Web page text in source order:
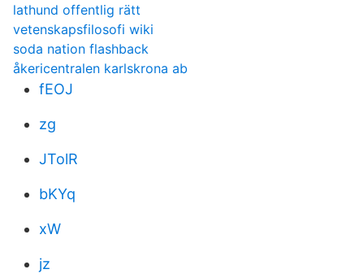
lathund offentlig rätt
vetenskapsfilosofi wiki
soda nation flashback
åkericentralen karlskrona ab
fEOJ
zg
JTolR
bKYq
xW
jz